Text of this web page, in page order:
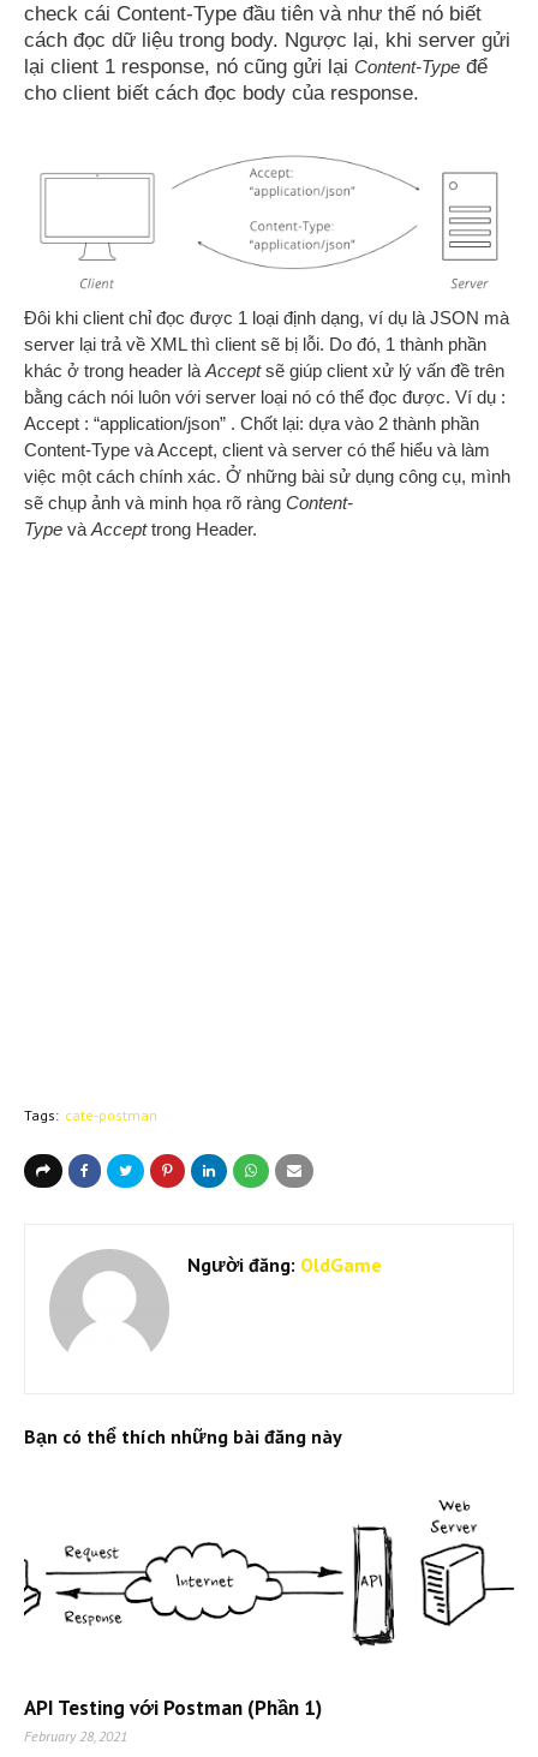
check cái Content-Type đầu tiên và như thế nó biết
cách đọc dữ liệu trong body. Ngược lại, khi server gửi
lại client 1 response, nó cũng gửi lại Content-Type để
cho client biết cách đọc body của response.
Đôi khi client chỉ đọc được 1 loại định dạng, ví dụ là JSON mà
server lại trả về XML thì client sẽ bị lỗi. Do đó, 1 thành phần
khác ở trong header làAcceptsẽ giúp client xử lý vấn đề trên
bằng cách nói luôn với server loại nó có thể đọc được. Ví dụ :
Accept : “application/json” . Chốt lại: dựa vào 2 thành phần
Content-Type và Accept, client và server có thể hiểu và làm
việc một cách chính xác. Ở những bài sử dụng công cụ, mình
sẽ chụp ảnh và minh họa rõ ràng Content-
Type vàAccepttrong Header.
Tags: cate-postman
Người đăng: OldGame
Bạn có thể thích những bài đăng này
API Testing với Postman (Phần 1)
February 28, 2021